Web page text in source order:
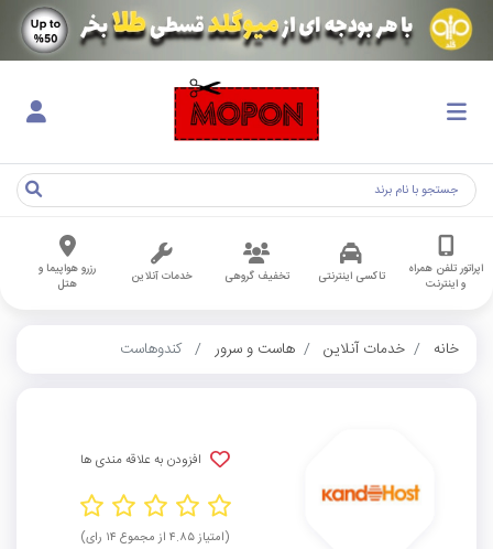
اپراتور تلفن همراه
و اینترنت
تاکسی اینترنتی تخفیف گروهی خدمات آنلاین
رزرو هواپیما و
هتل
خانه خدمات آنلاین هاست و سرور کندوهاست
افزودن به علاقه مندی ها
(امتیاز ۴.۸۵ از مجموع ۱۴ رای)